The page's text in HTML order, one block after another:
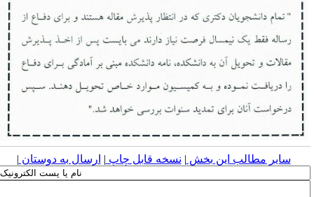
سایر مطالب این بخش | نسخه قابل چاپ| ارسال به دوستان|